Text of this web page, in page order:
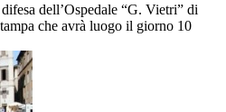
dell’Ospedale “G. Vietri” di
che avrà luogo il giorno 10